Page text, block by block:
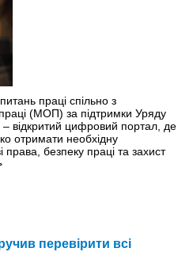
праці спільно з
(МОП) за підтримки Уряду
– відкритий цифровий портал, де
отримати необхідну
права, безпеку праці та захист
перевірити всі